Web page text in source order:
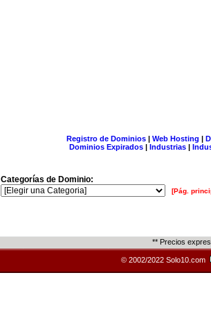
Registro de Dominios| Web Hosting |
Dominios Expirados | Industrias |
Categorías de Dominio:
[Pág.
** Precios
© 2002/2022 Solo10.com